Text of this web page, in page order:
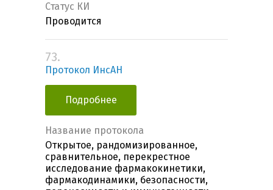
Статус КИ
Проводится
73.
Протокол ИнсАН
Подробнее
Название протокола
Открытое, рандомизированное,
сравнительное, перекрестное
исследование фармакокинетики,
фармакодинамики, безопасности,